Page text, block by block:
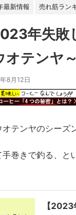
最新情報 売れ筋ラン
年失
オテンヤ～
8月12日
オテンヤのシーズ
手巻きで釣る、と
【